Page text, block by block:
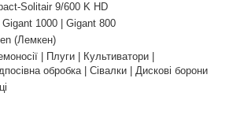
Solitair 9/600 K HD
Gigant 1000 | Gigant 800
(Лемкен)
| Плуги | Культиватори |
обробка | Сівалки | Дискові борони